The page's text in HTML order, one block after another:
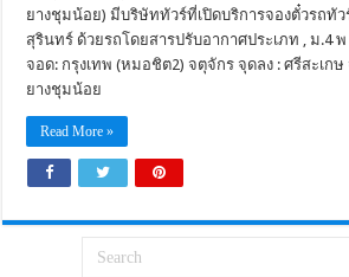
ยางชุมน้อย) มีบริษัททัวร์ที่เปิดบริการจองตั๋วรถทั
สุรินทร์ ด้วยรถโดยสารปรับอากาศประเภท , ม.4
จอด: กรุงเทพ (หมอชิต2) จตุจักร จุดลง : ศรีสะเก
ยางชุมน้อย
Read More »